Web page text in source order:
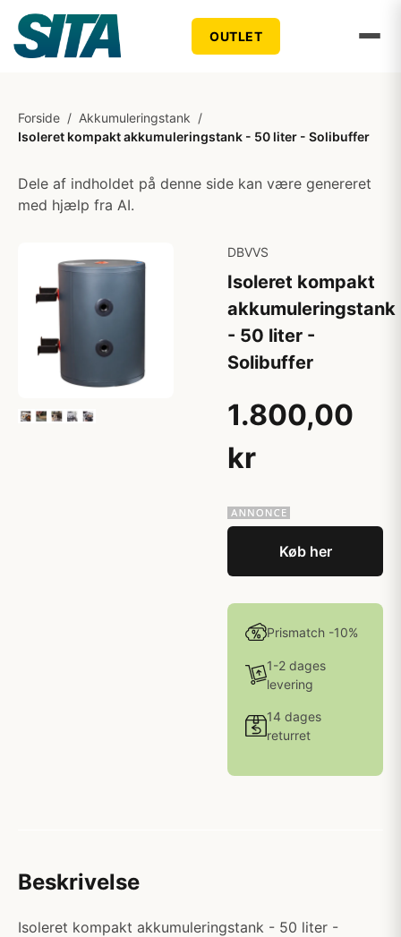
OUTLET
Forside / Akkumuleringstank /
Isoleret kompakt akkumuleringstank - 50 liter - Solibuffer
Dele af indholdet på denne side kan være genereret
med hjælp fra AI.
DBVVS
Isoleret kompakt
akkumuleringstank
- 50 liter -
Solibuffer
1.800,00
kr
Køb her
Prismatch -10%
1-2 dages
levering
14 dages
returret
Beskrivelse
Isoleret kompakt akkumuleringstank - 50 liter -